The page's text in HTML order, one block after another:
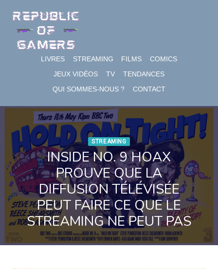
content
LIVRES STREAMING FILMS
COMICS
JEUX VIDÉOS
TV
TENDANCES
QUI SOMMES-NOUS ?
CONTACT
STREAMING
INSIDE NO. 9 HOAX
PROUVE QUE LA
DIFFUSION TÉLÉVISÉE
PEUT FAIRE CE QUE LE
STREAMING NE PEUT PAS